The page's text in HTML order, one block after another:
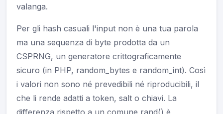
valanga.
Per gli hash casuali l'input non è una tua parola
ma una sequenza di byte prodotta da un
CSPRNG, un generatore crittograficamente
sicuro (in PHP, random_bytes e random_int). Così
i valori non sono né prevedibili né riproducibili, il
che li rende adatti a token, salt o chiavi. La
differenza rispetto a un comune rand() è